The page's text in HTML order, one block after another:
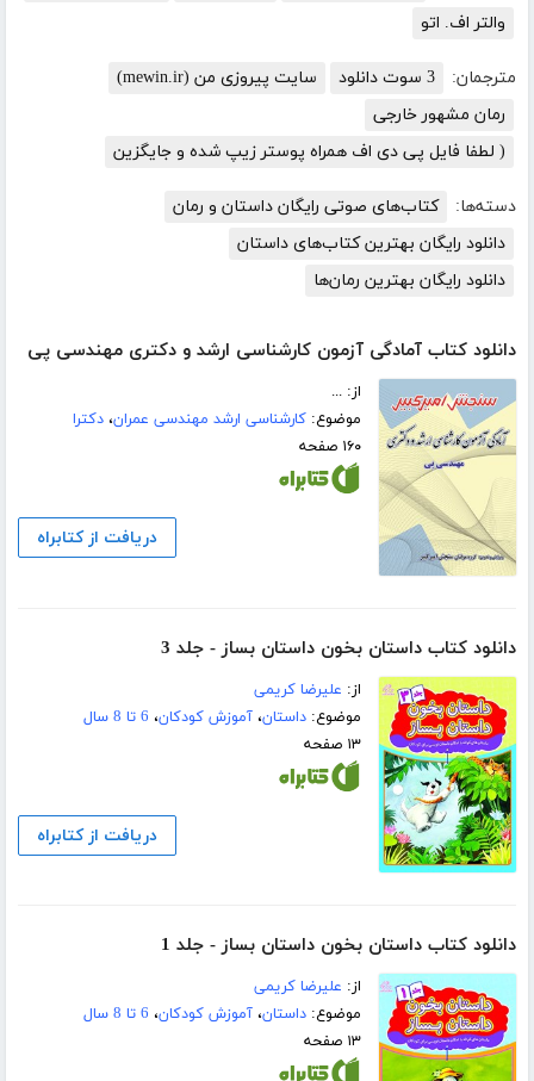
والتر اف. اتو
مترجمان: 3 سوت دانلود
سایت پیروزی من (mewin.ir)
رمان مشهور خارجی
( لطفا فایل پی دی اف همراه پوستر زیپ شده و جایگزین
دسته‌ها:
کتاب‌های صوتی رایگان داستان و رمان
دانلود رایگان بهترین کتاب‌های داستان
دانلود رایگان بهترین رمان‌ها
دانلود کتاب آمادگی آزمون کارشناسی ارشد و دکتری مهندسی پی
از: ...
موضوع:کارشناسی ارشد مهندسی عمران،دکترا
۱۶۰ صفحه
دریافت از کتابراه
دانلود کتاب داستان بخون داستان بساز - جلد 3
از: علیرضا کریمی
موضوع:داستان،آموزش کودکان، 6 تا 8 سال
۱۳ صفحه
دریافت از کتابراه
دانلود کتاب داستان بخون داستان بساز - جلد 1
از: علیرضا کریمی
موضوع:داستان،آموزش کودکان، 6 تا 8 سال
۱۳ صفحه